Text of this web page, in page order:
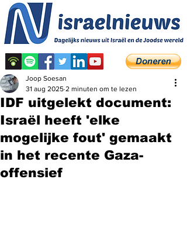
IDF uitgelekt document:
Israël heeft 'elke
mogelijke fout' gemaakt
in het recente Gaza-
offensief
Joop Soesan
31 aug 2025 2 minuten om te lezen